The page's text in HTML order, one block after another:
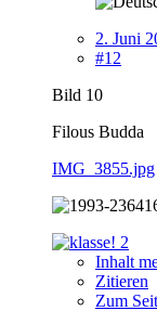
2. Juni
#12
Bild 10
Filous Budda
IMG_3855.jpg
2
Inhalt
Zitieren
Zum